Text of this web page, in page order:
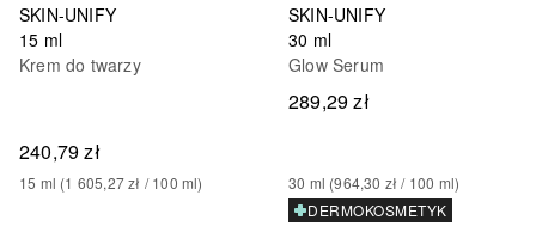
SKIN-UNIFY
15 ml
Krem do twarzy
240,79 zł
15 ml (1 605,27 zł / 100 ml)
SKIN-UNIFY
30 ml
Glow Serum
289,29 zł
30 ml (964,30 zł / 100 ml)
DERMOKOSMETYK